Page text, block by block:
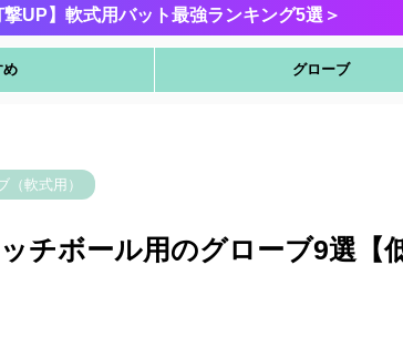
撃UP】軟式用バット最強ランキング5選＞
め グローブ
（軟式用）
チボール用のグローブ9選【